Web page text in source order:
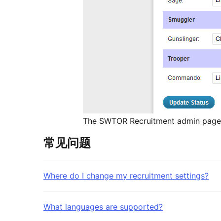
The SWTOR Recruitment admin
常见问题
Where do I change my recruitment settings?
What languages are supported?